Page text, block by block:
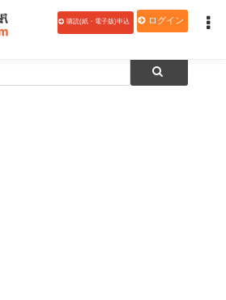
購読(紙・電子版)申込 ログイン